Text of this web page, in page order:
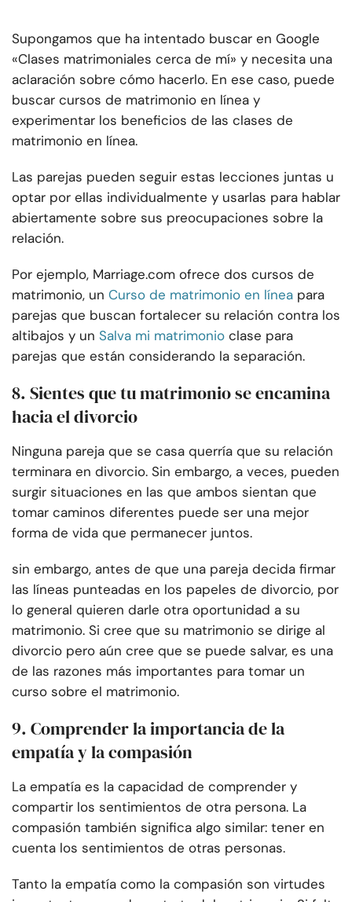
Supongamos que ha intentado buscar en Google
«Clases matrimoniales cerca de mí» y necesita una
aclaración sobre cómo hacerlo. En ese caso, puede
buscar cursos de matrimonio en línea y
experimentar los beneficios de las clases de
matrimonio en línea.
Las parejas pueden seguir estas lecciones juntas u
optar por ellas individualmente y usarlas para hablar
abiertamente sobre sus preocupaciones sobre la
relación.
Por ejemplo, Marriage.com ofrece dos cursos de
matrimonio, un Curso de matrimonio en línea para
parejas que buscan fortalecer su relación contra los
altibajos y un Salva mi matrimonio clase para
parejas que están considerando la separación.
8. Sientes que tu matrimonio se encamina
hacia el divorcio
Ninguna pareja que se casa querría que su relación
terminara en divorcio. Sin embargo, a veces, pueden
surgir situaciones en las que ambos sientan que
tomar caminos diferentes puede ser una mejor
forma de vida que permanecer juntos.
sin embargo, antes de que una pareja decida firmar
las líneas punteadas en los papeles de divorcio, por
lo general quieren darle otra oportunidad a su
matrimonio. Si cree que su matrimonio se dirige al
divorcio pero aún cree que se puede salvar, es una
de las razones más importantes para tomar un
curso sobre el matrimonio.
9. Comprender la importancia de la
empatía y la compasión
La empatía es la capacidad de comprender y
compartir los sentimientos de otra persona. La
compasión también significa algo similar: tener en
cuenta los sentimientos de otras personas.
Tanto la empatía como la compasión son virtudes